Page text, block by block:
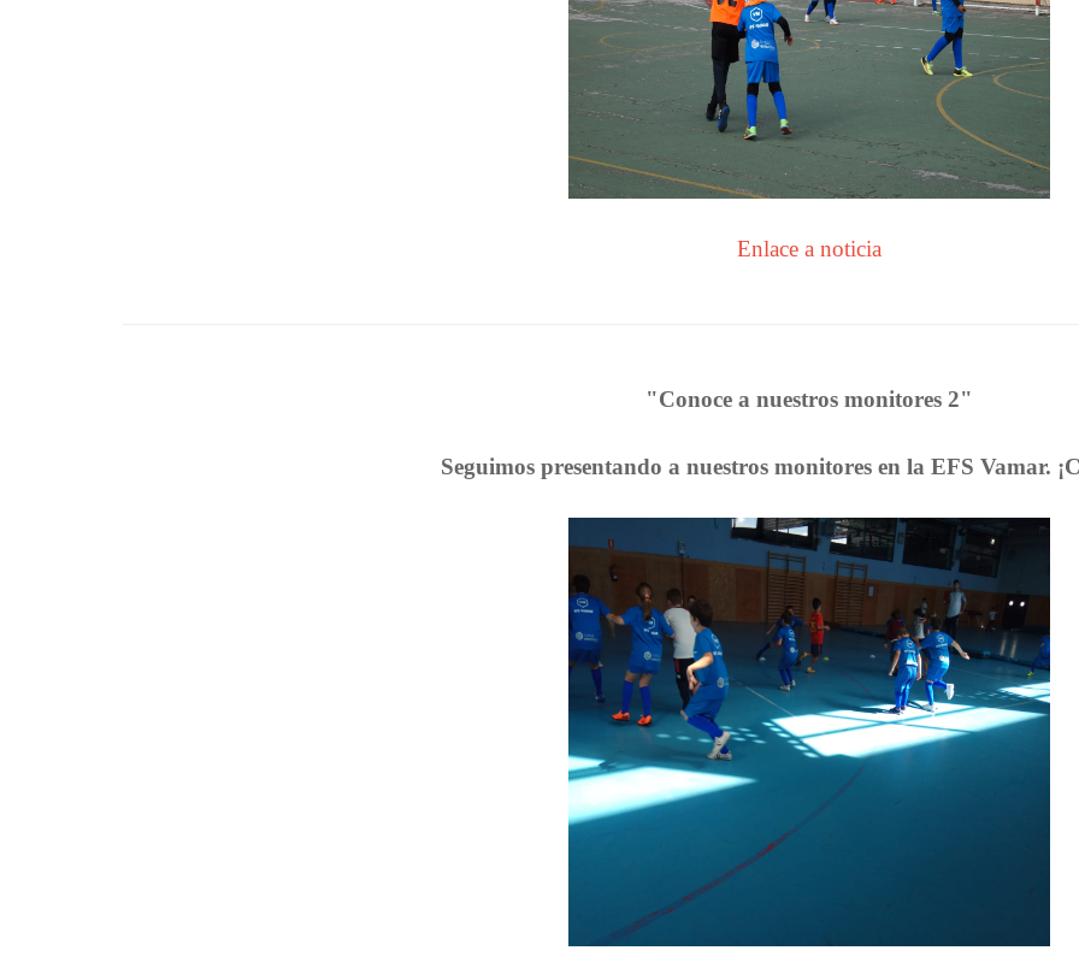
Enlace a noticia
"Conoce a nuestros monitores 2"
Seguimos presentando a nuestros monitores en la EFS Vamar.